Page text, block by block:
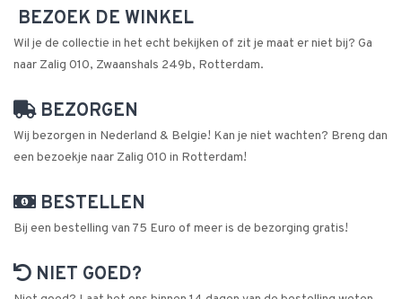
BEZOEK DE WINKEL
Wil je de collectie in het echt bekijken of zit je maat er niet bij? Ga
naar Zalig 010, Zwaanshals 249b, Rotterdam.
BEZORGEN
Wij bezorgen in Nederland & Belgie! Kan je niet wachten? Breng dan
een bezoekje naar Zalig 010 in Rotterdam!
BESTELLEN
Bij een bestelling van 75 Euro of meer is de bezorging gratis!
NIET GOED?